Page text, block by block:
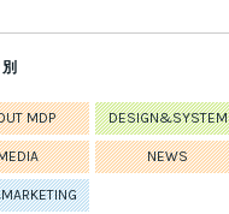
MDP DESIGN&SYSTEM
NEWS